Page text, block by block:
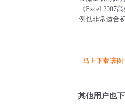
《Excel 2007
例也非常适合
马上下载该图
其他用户也